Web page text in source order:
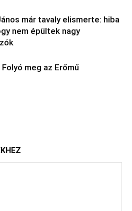
már tavaly elismerte: hiba
nem épültek nagy
Folyó meg az Erőmű